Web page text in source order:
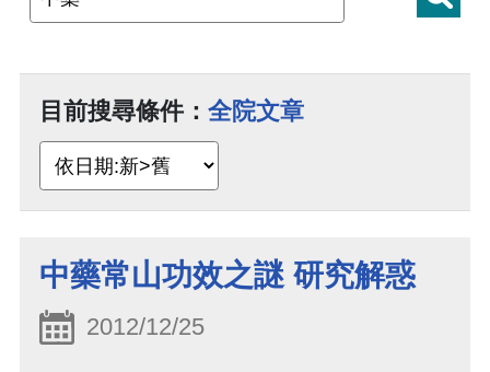
目前搜尋條件： 全院文章
中藥常山功效之謎 研究解惑
2012/12/25